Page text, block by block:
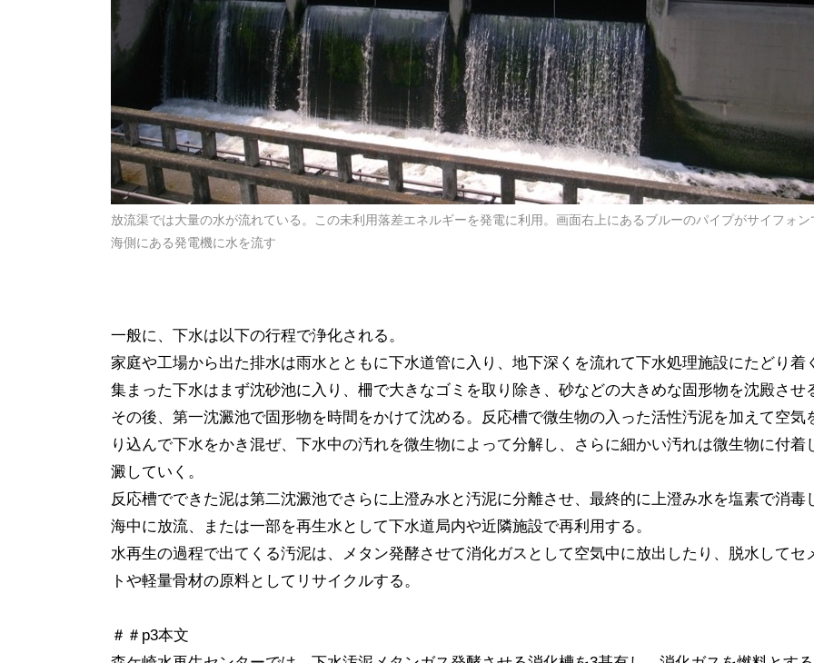
放流渠では大量の水が流れている。この未利用落差エネルギーを発電に利用。画面右上にあるブルーのパイプがサイフォン
海側にある発電機に水を流す
一般に、下水は以下の行程で浄化される。
家庭や工場から出た排水は雨水とともに下水道管に入り、地下深くを流れて下水処理施設にたどり着
集まった下水はまず沈砂池に入り、柵で大きなゴミを取り除き、砂などの大きめな固形物を沈殿させ
その後、第一沈澱池で固形物を時間をかけて沈める。反応槽で微生物の入った活性汚泥を加えて空気
り込んで下水をかき混ぜ、下水中の汚れを微生物によって分解し、さらに細かい汚れは微生物に付着
澱していく。
反応槽でできた泥は第二沈澱池でさらに上澄み水と汚泥に分離させ、最終的に上澄み水を塩素で消毒
海中に放流、または一部を再生水として下水道局内や近隣施設で再利用する。
水再生の過程で出てくる汚泥は、メタン発酵させて消化ガスとして空気中に放出したり、脱水してセ
トや軽量骨材の原料としてリサイクルする。
＃＃p3本文